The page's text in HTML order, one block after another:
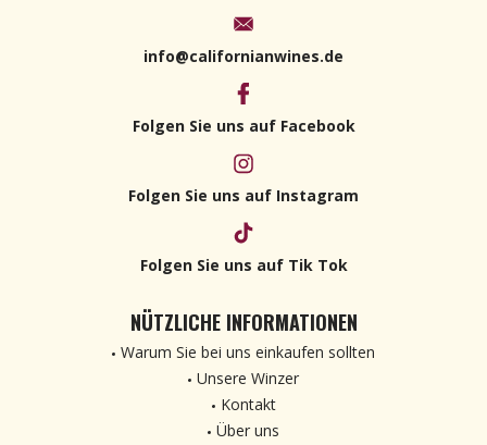
info@californianwines.de
Folgen Sie uns auf Facebook
Folgen Sie uns auf Instagram
Folgen Sie uns auf Tik Tok
NÜTZLICHE INFORMATIONEN
Warum Sie bei uns einkaufen sollten
Unsere Winzer
Kontakt
Über uns